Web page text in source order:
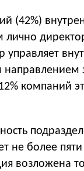
(42%)
лично
управляет
компаний
не более
возложена